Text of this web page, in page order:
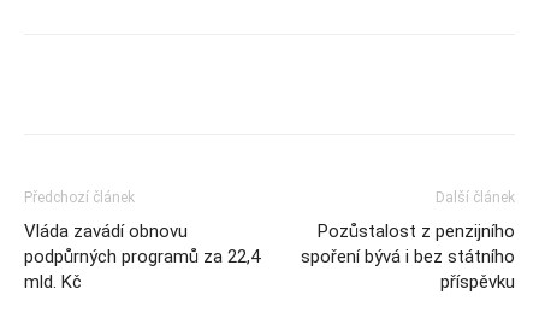
Předchozí článek
Vláda zavádí obnovu
podpůrných programů za 22,4
mld. Kč
Další článek
Pozůstalost z penzijního
spoření bývá i bez státního
příspěvku